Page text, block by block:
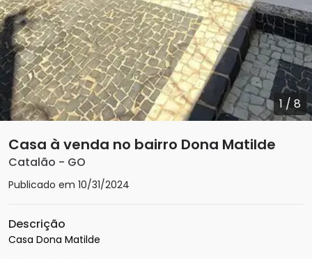
1 / 8
Casa à venda no bairro Dona Matilde
Catalão - GO
Publicado em 10/31/2024
Descrição
Casa Dona Matilde